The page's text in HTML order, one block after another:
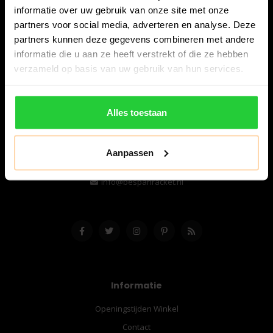
informatie over uw gebruik van onze site met onze
partners voor social media, adverteren en analyse. Deze
partners kunnen deze gegevens combineren met andere
informatie die u aan ze heeft verstrekt of die ze hebben
verzameld op basis van uw gebruik van hun services.
Alles toestaan
Aanpassen
Bespanracket.nl is dé racketspecialist van Lelystad en
omstreken.
Snijdersstraat 6
8224 AA Lelystad
Nederland
06-57276080
info@bespanracket.nl
Informatie
Openingstijden Winkel
Contact